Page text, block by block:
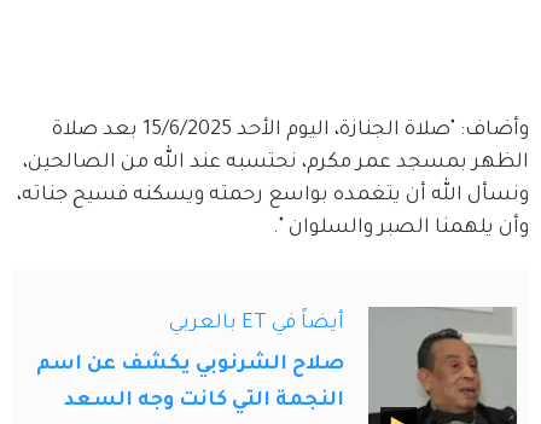
وأضاف: "صلاة الجنازة، اليوم الأحد 15/6/2025 بعد صلاة
الظهر بمسجد عمر مكرم، نحتسبه عند الله من الصالحين،
ونسأل الله أن يتغمده بواسع رحمته ويسكنه فسيح جناته،
وأن يلهمنا الصبر والسلوان ".
أيضاً في ET بالعربي
صلاح الشرنوبي يكشف عن اسم
النجمة التي كانت وجه السعد